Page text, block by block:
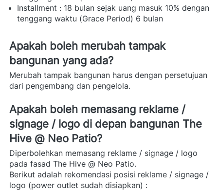
Installment : 18 bulan sejak uang masuk 10% dengan
tenggang waktu (Grace Period) 6 bulan
Apakah boleh merubah tampak
bangunan yang ada?
Merubah tampak bangunan harus dengan persetujuan
dari pengembang dan pengelola.
Apakah boleh memasang reklame /
signage / logo di depan bangunan The
Hive @ Neo Patio?
Diperbolehkan memasang reklame / signage / logo
pada fasad The Hive @ Neo Patio.
Berikut adalah rekomendasi posisi reklame / signage /
logo (power outlet sudah disiapkan) :